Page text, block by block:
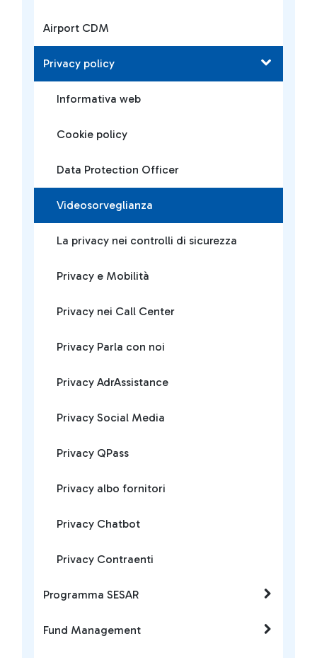
Airport CDM
Privacy policy
Informativa web
Cookie policy
Data Protection Officer
Videosorveglianza
La privacy nei controlli di sicurezza
Privacy e Mobilità
Privacy nei Call Center
Privacy Parla con noi
Privacy AdrAssistance
Privacy Social Media
Privacy QPass
Privacy albo fornitori
Privacy Chatbot
Privacy Contraenti
Programma SESAR
Fund Management